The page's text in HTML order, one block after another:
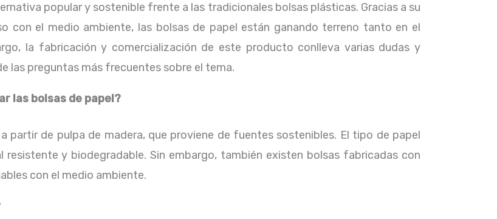
popular y sostenible frente a las tradicionales bolsas plásticas. Gracias a su
con el medio ambiente, las bolsas de papel están ganando terreno tanto en el
la fabricación y comercialización de este producto conlleva varias dudas y
las preguntas más frecuentes sobre el tema.
las bolsas de papel?
partir de pulpa de madera, que proviene de fuentes sostenibles. El tipo de papel
y biodegradable. Sin embargo, también existen bolsas fabricadas con
con el medio ambiente.